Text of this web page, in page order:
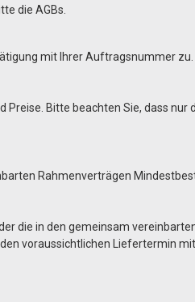
die AGBs.
mit Ihrer Auftragsnummer zu.
Bitte beachten Sie, dass
Rahmenverträgen
die in den gemeinsam
voraussichtlichen Liefertermin